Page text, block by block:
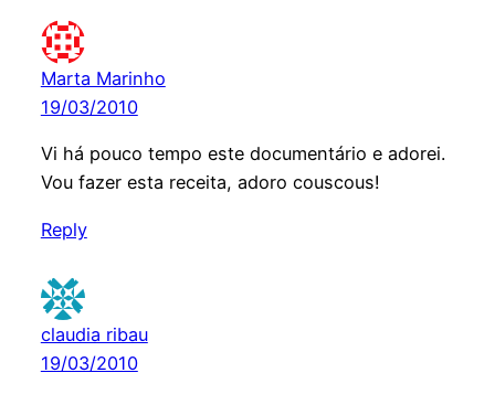
Marta Marinho
19/03/2010
Vi há pouco tempo este documentário e adorei.
Vou fazer esta receita, adoro couscous!
Reply
claudia ribau
19/03/2010